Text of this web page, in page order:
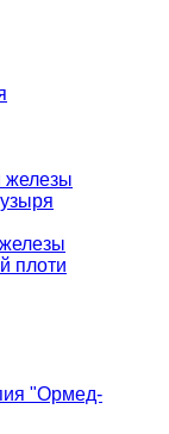
железы
плоти
"Ормед-